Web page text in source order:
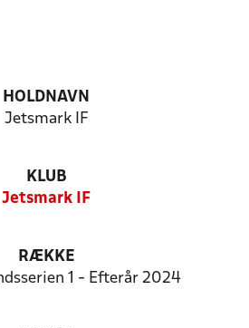
HOLDNAVN
Jetsmark IF
KLUB
Jetsmark IF
RÆKKE
1 - Efterår 2024